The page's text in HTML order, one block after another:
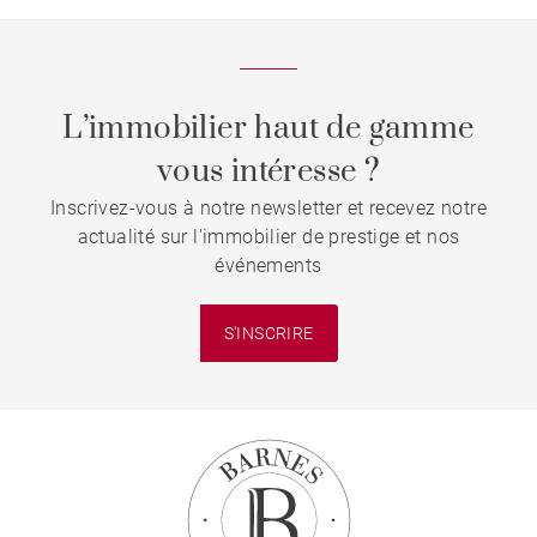
L’immobilier haut de gamme
vous intéresse ?
Inscrivez-vous à notre newsletter et recevez notre
actualité sur l'immobilier de prestige et nos
événements
S'INSCRIRE